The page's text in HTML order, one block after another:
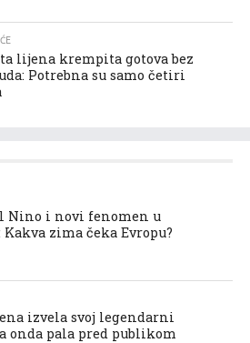
lijena krempita gotova bez
Potrebna su samo četiri
Nino i novi fenomen u
Kakva zima čeka Evropu?
izvela svoj legendarni
onda pala pred publikom